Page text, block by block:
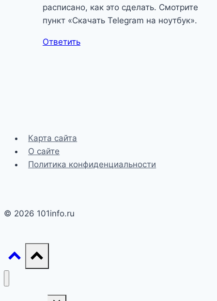
расписано, как это сделать. Смотрите
пункт «Скачать Telegram на ноутбук».
Ответить
Карта сайта
О сайте
Политика конфиденциальности
© 2026 101info.ru
Переключить